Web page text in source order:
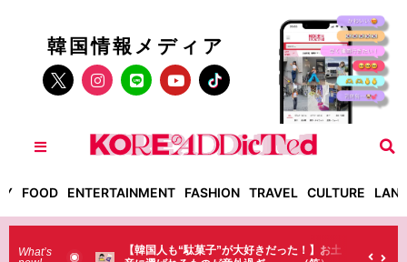
韓国情報メディア
FOOD ENTERTAINMENT FASHION TRAVEL CULTURE
What’s
子”が大好きだった！】お土
【そんなものまで買っていくの？】日本